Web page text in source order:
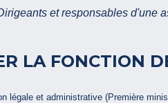
et responsables d'une
LA FONCTION
légale et administrative (Première